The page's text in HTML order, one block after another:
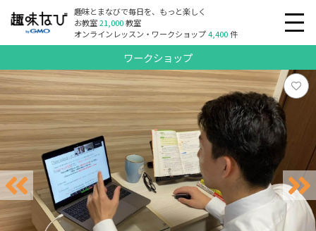
趣味とまなびで毎日を、もっと楽しく
お教室21,000教室
オンラインレッスン・ワークショップ4,400件
ワークショップ